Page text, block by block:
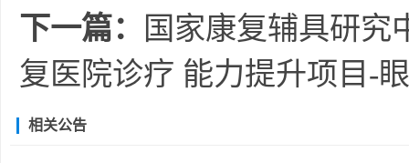
下一篇：
国家康复辅具研究
复医院诊疗 能力提升项目-
相关公告